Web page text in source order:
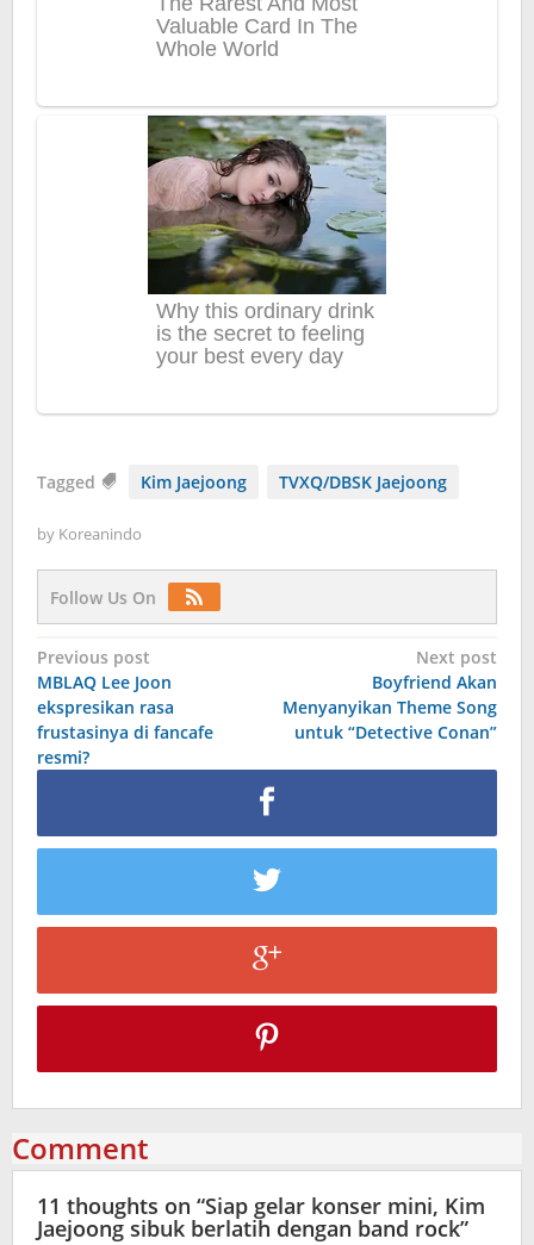
Tagged Kim Jaejoong TVXQ/DBSK Jaejoong
by Koreanindo
Follow Us On
Post
navigation
Previous post
MBLAQ Lee Joon
ekspresikan rasa
frustasinya di fancafe
resmi?
Next post
Boyfriend Akan
Menyanyikan Theme Song
untuk “Detective Conan”
Comment
11 thoughts on “Siap gelar konser mini, Kim
Jaejoong sibuk berlatih dengan band rock”